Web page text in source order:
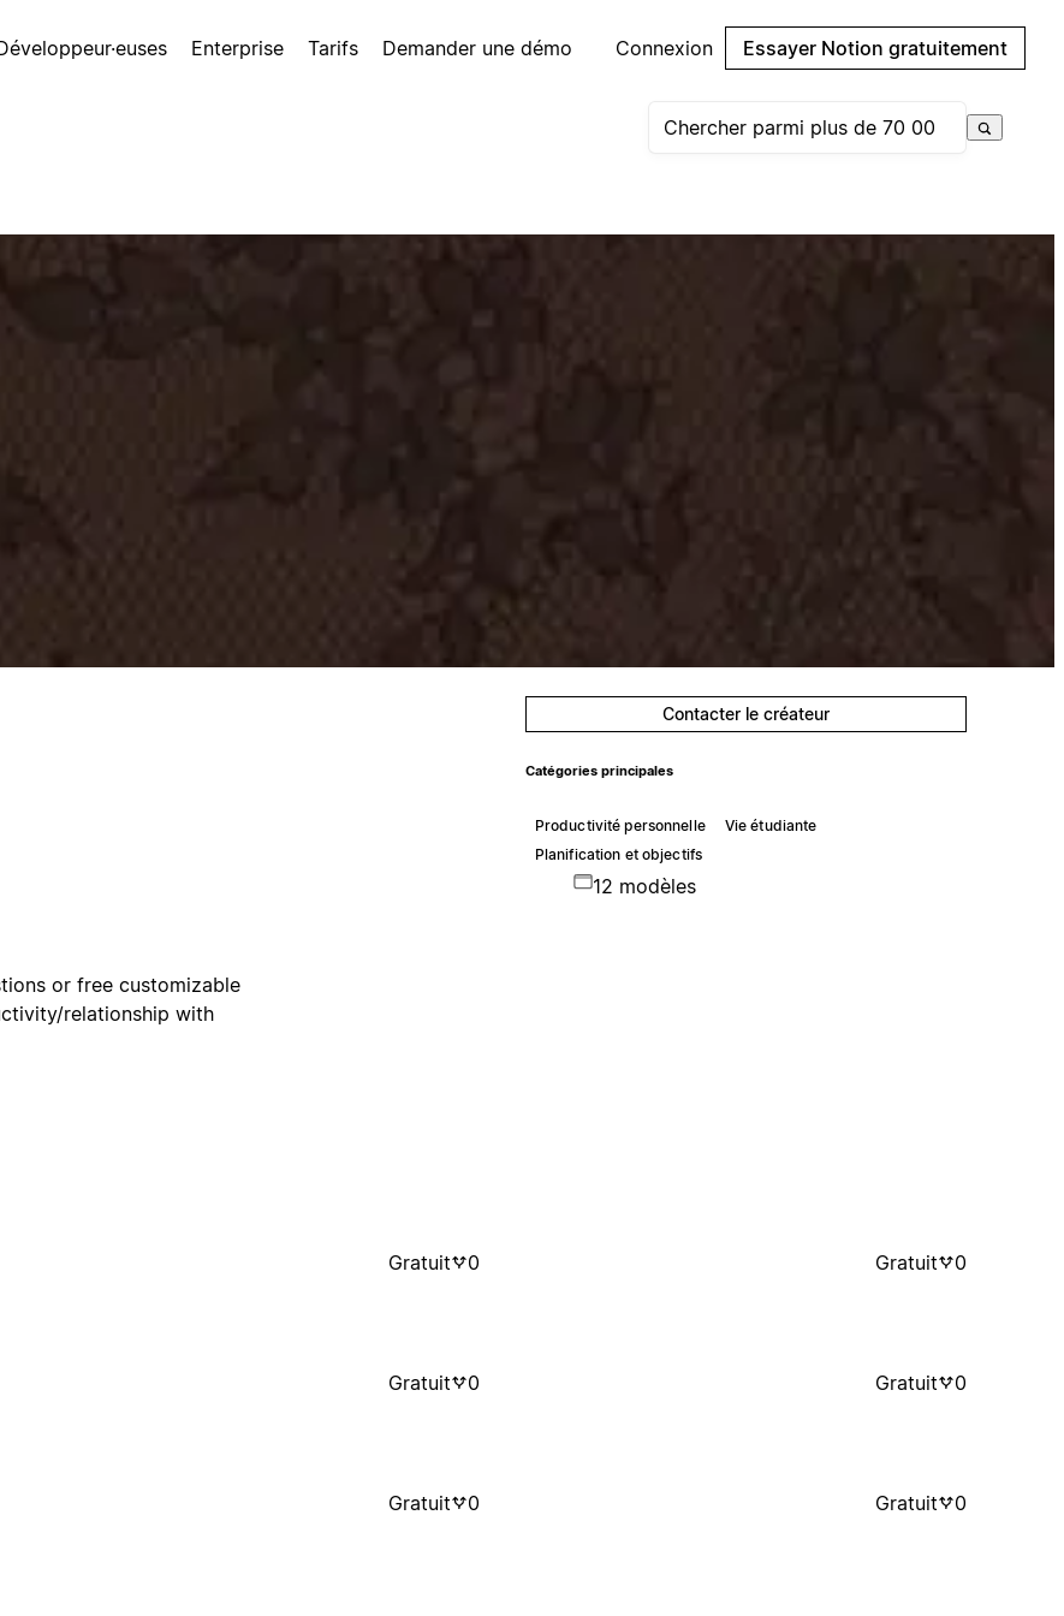
Enterprise Tarifs Demander une démo Connexion Essayer Notion gratuitement
or free customizable
relationship with
Contacter le créateur
Catégories principales
Productivité personnelle
Vie étudiante
Planification et objectifs
12 modèles
Gratuit 0 Gratuit 0
Gratuit 0 Gratuit 0
Gratuit 0 Gratuit 0